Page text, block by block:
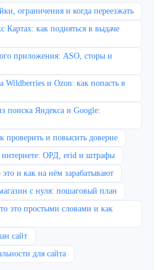
ограничения и когда переезжать
как подняться в выдаче
приложения: ASO, сторы и
Wildberries и Ozon: как попасть в
поиска Яндекса и Google:
проверить и повысить доверие
ОРД, erid и штрафы
и как на нём зарабатывают
с нуля: пошаговый план
это простыми словами и как
сайт
для сайта